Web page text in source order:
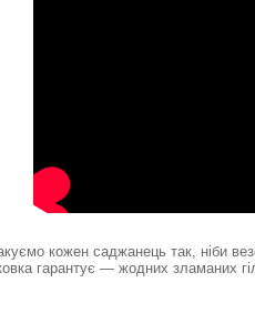
кожен саджанець так, ніби
гарантує — жодних зламаних